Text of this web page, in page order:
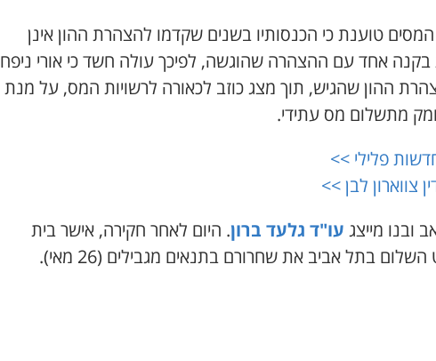
טוענת כי הכנסותיו בשנים שקדמו להצהרת ההון אינן
בקנה אחד עם ההצהרה שהוגשה, לפיכך עולה חשד כי אורי ניפח
ההון שהגיש, תוך מצג כוזב לכאורה לרשויות המס, על מנת
מתשלום מס עתידי.
פלילי >>
צווארון לבן >>
ובנו מייצג עו"ד גלעד ברון. היום לאחר חקירה, אישר בית
בתל אביב את שחרורם בתנאים מגבילים (26 מאי).